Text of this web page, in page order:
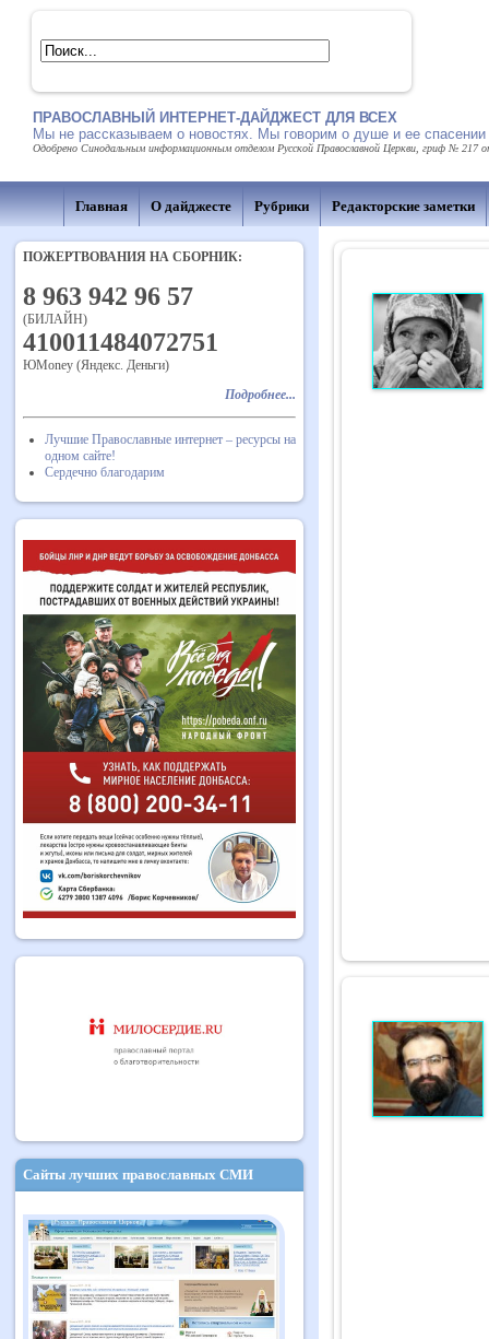
ПРАВОСЛАВНЫЙ ИНТЕРНЕТ-ДАЙДЖЕСТ ДЛЯ ВСЕХ
Мы не рассказываем о новостях. Мы говорим о душе и ее спасении
Одобрено Синодальным информационным отделом Русской Православной Церкви, гриф № 217
Главная О дайджесте Рубрики Редакторские заметки
ПОЖЕРТВОВАНИЯ НА СБОРНИК:
8 963 942 96 57
(БИЛАЙН)
410011484072751
ЮMoney (Яндекс. Деньги)
Подробнее...
Лучшие Православные интернет – ресурсы на
одном сайте!
Сердечно благодарим
Сайты лучших православных СМИ